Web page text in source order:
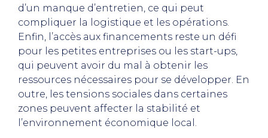
d’un manque d’entretien, ce qui peut
compliquer la logistique et les opérations.
Enfin, l’accès aux financements reste un défi
pour les petites entreprises ou les start-ups,
qui peuvent avoir du mal à obtenir les
ressources nécessaires pour se développer. En
outre, les tensions sociales dans certaines
zones peuvent affecter la stabilité et
l’environnement économique local.